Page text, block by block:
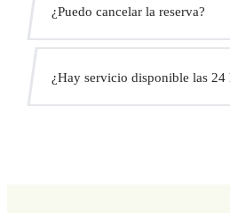
conductor ajustará automáticamente
sin coste adicional.
¿Puedo cancelar la reserva?
recogida.
¿Hay servicio disponible las 24